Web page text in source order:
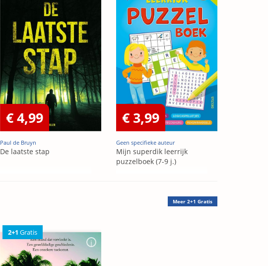
€ 4,99
Paul de Bruyn
De laatste stap
€ 3,99
Geen specifieke auteur
Mijn superdik leerrijk
puzzelboek (7-9 j.)
Meer 2+1 Gratis
2+1 Gratis